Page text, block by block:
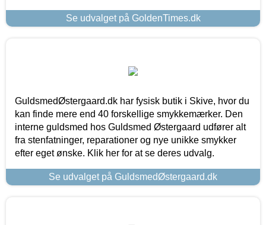
Se udvalget på GoldenTimes.dk
GuldsmedØstergaard.dk har fysisk butik i Skive, hvor du
kan finde mere end 40 forskellige smykkemærker. Den
interne guldsmed hos Guldsmed Østergaard udfører alt
fra stenfatninger, reparationer og nye unikke smykker
efter eget ønske. Klik her for at se deres udvalg.
Se udvalget på GuldsmedØstergaard.dk